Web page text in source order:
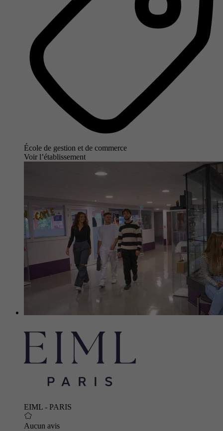
École de gestion et de commerce
Voir l’établissement
EIML - PARIS
Aucun avis